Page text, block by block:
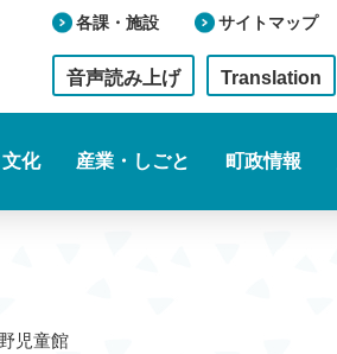
各課・施設 サイトマップ
音声読み上げ Translation
化 産業・しごと 町政情報
児童館